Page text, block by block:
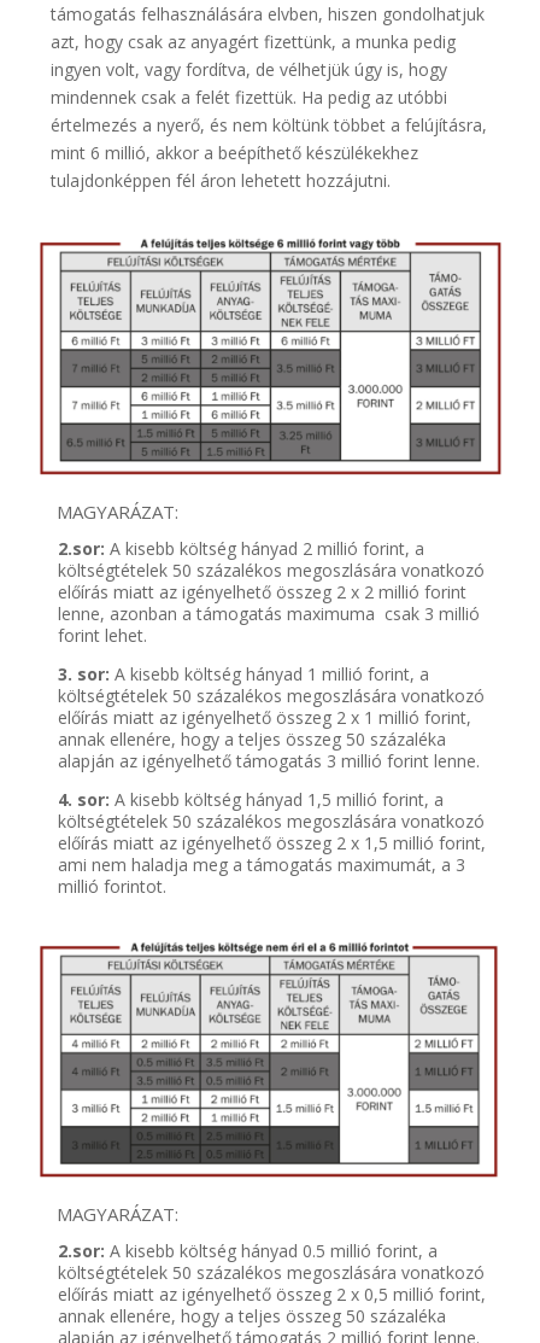
támogatás felhasználására elvben, hiszen gondolhatjuk
azt, hogy csak az anyagért fizettünk, a munka pedig
ingyen volt, vagy fordítva, de vélhetjük úgy is, hogy
mindennek csak a felét fizettük. Ha pedig az utóbbi
értelmezés a nyerő, és nem költünk többet a felújításra,
mint 6 millió, akkor a beépíthető készülékekhez
tulajdonképpen fél áron lehetett hozzájutni.
MAGYARÁZAT:
2.sor: A kisebb költség hányad 2 millió forint, a
költségtételek 50 százalékos megoszlására vonatkozó
előírás miatt az igényelhető összeg 2 x 2 millió forint
lenne, azonban a támogatás maximuma csak 3 millió
forint lehet.
3. sor: A kisebb költség hányad 1 millió forint, a
költségtételek 50 százalékos megoszlására vonatkozó
előírás miatt az igényelhető összeg 2 x 1 millió forint,
annak ellenére, hogy a teljes összeg 50 százaléka
alapján az igényelhető támogatás 3 millió forint lenne.
4. sor: A kisebb költség hányad 1,5 millió forint, a
költségtételek 50 százalékos megoszlására vonatkozó
előírás miatt az igényelhető összeg 2 x 1,5 millió forint,
ami nem haladja meg a támogatás maximumát, a 3
millió forintot.
MAGYARÁZAT:
2.sor: A kisebb költség hányad 0.5 millió forint, a
költségtételek 50 százalékos megoszlására vonatkozó
előírás miatt az igényelhető összeg 2 x 0,5 millió forint,
annak ellenére, hogy a teljes összeg 50 százaléka
alapján az igényelhető támogatás 2 millió forint lenne.